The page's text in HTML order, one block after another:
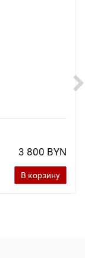
3 800 BYN
В корзину